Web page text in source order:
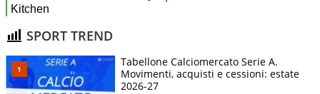
SPORT TREND
Tabellone Calciomercato Serie A.
Movimenti, acquisti e cessioni: estate
2026-27